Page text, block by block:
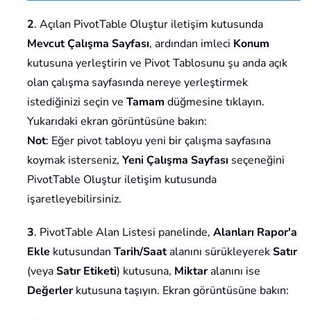
2. Açılan PivotTable Oluştur iletişim kutusunda
Mevcut Çalışma Sayfası, ardından imleci Konum
kutusuna yerleştirin ve Pivot Tablosunu şu anda açık
olan çalışma sayfasında nereye yerleştirmek
istediğinizi seçin ve Tamam düğmesine tıklayın.
Yukarıdaki ekran görüntüsüne bakın:
Not: Eğer pivot tabloyu yeni bir çalışma sayfasına
koymak isterseniz, Yeni Çalışma Sayfası seçeneğini
PivotTable Oluştur iletişim kutusunda
işaretleyebilirsiniz.
3. PivotTable Alan Listesi panelinde, Alanları Rapor'a
Ekle kutusundan Tarih/Saatalanını sürükleyerekSatır
(veyaSatır Etiketi) kutusuna, Miktaralanını ise
Değerlerkutusuna taşıyın. Ekran görüntüsüne bakın: